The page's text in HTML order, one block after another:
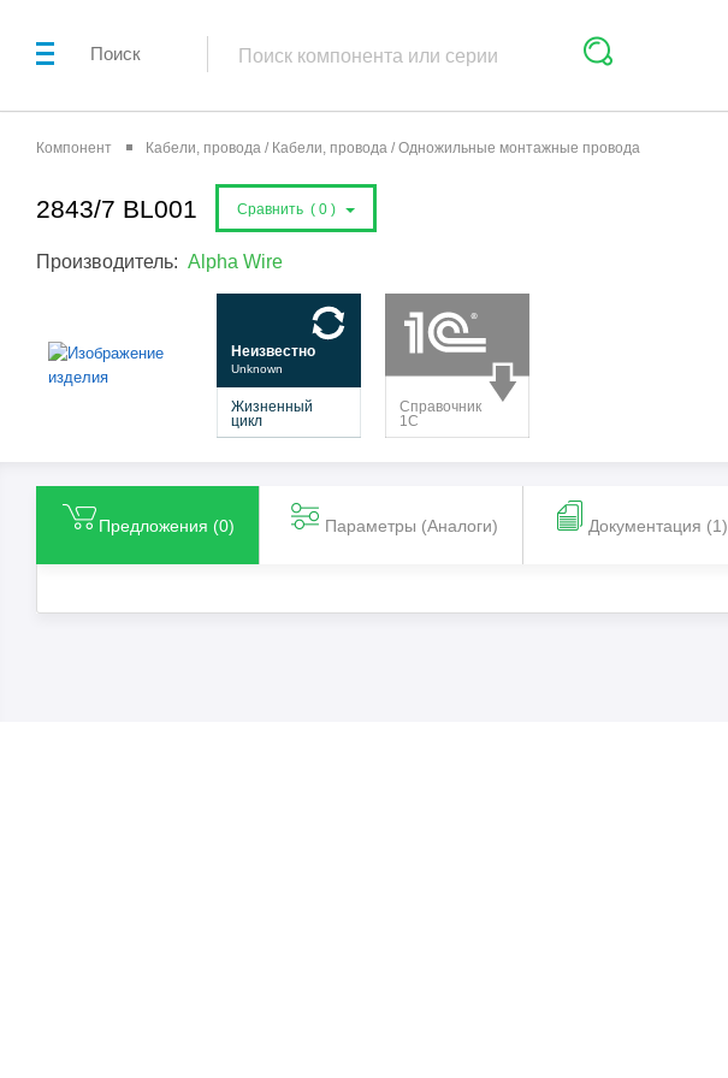
Поиск
Компонент Кабели, провода / Кабели, провода / Одножильные монтажные провода
2843/7 BL001 Сравнить ( 0 )
Производитель: Alpha Wire
Предложения (0) Параметры (Aналоги) Документация (1)